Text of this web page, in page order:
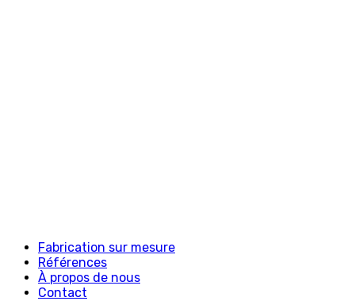
Fabrication sur mesure
Références
À propos de nous
Contact